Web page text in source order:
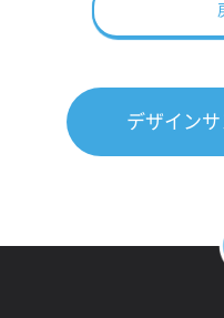
デザイン